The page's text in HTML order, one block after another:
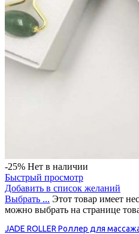
-25% Нет в наличии
Быстрый просмотр
Добавить в список желаний
Выбрать ... Этот товар имеет
можно выбрать на странице
JADE ROLLER Роллер для